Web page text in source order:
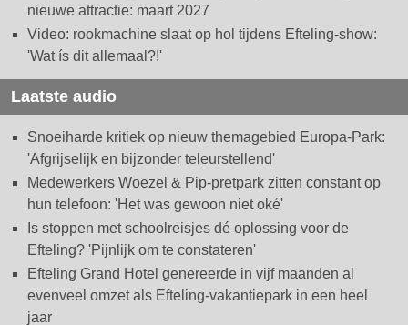
nieuwe attractie: maart 2027
Video: rookmachine slaat op hol tijdens Efteling-show:
'Wat ís dit allemaal?!'
Laatste audio
Snoeiharde kritiek op nieuw themagebied Europa-Park:
'Afgrijselijk en bijzonder teleurstellend'
Medewerkers Woezel & Pip-pretpark zitten constant op
hun telefoon: 'Het was gewoon niet oké'
Is stoppen met schoolreisjes dé oplossing voor de
Efteling? 'Pijnlijk om te constateren'
Efteling Grand Hotel genereerde in vijf maanden al
evenveel omzet als Efteling-vakantiepark in een heel
jaar